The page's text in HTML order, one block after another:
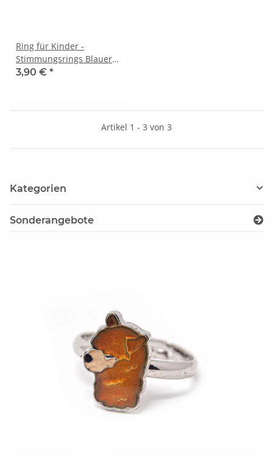
Ring für Kinder -
Stimmungsrings Blauer
Morphofalter Motiv 2
3,90 € *
Artikel 1 - 3 von 3
Kategorien
Sonderangebote